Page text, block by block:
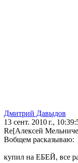
Дмитрий Давыдов
13 сент. 2010 г.,
Re[Алексей
Вобщем расказываю:
купил на ЕБЕЙ, все